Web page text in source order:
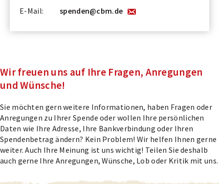
E-Mail:
spenden@cbm.de
Wir freuen uns auf Ihre Fragen, Anregungen
und Wünsche!
Sie möchten gern weitere Informationen, haben Fragen oder
Anregungen zu Ihrer Spende oder wollen Ihre persönlichen
Daten wie Ihre Adresse, Ihre Bankverbindung oder Ihren
Spendenbetrag ändern? Kein Problem! Wir helfen Ihnen gerne
weiter. Auch Ihre Meinung ist uns wichtig! Teilen Sie deshalb
auch gerne Ihre Anregungen, Wünsche, Lob oder Kritik mit uns.